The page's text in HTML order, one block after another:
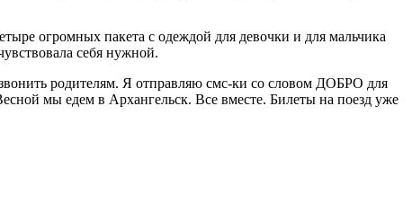
огромных пакета с одеждой для девочки и для мальчика
себя нужной.
родителям. Я отправляю смс-ки со словом ДОБРО для
мы едем в Архангельск. Все вместе. Билеты на поезд уже